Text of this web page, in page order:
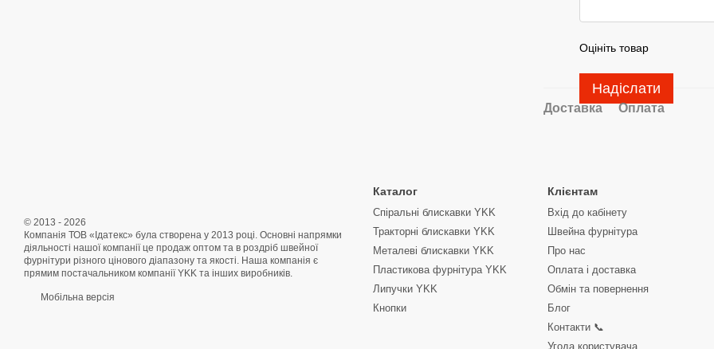
Оцініть товар
Надіслати
Доставка Оплата
© 2013 - 2026
Компанія ТОВ «Ідатекс» була створена у 2013 році. Основні напрямки
діяльності нашої компанії це продаж оптом та в роздріб швейної
фурнітури різного цінового діапазону та якості. Наша компанія є
прямим постачальником компанії YKK та інших виробників.
Мобільна версія
Каталог
Спіральні блискавки YKK
Тракторні блискавки YKK
Металеві блискавки YKK
Пластикова фурнітура YKK
Липучки YKK
Кнопки
Клієнтам
Вхід до кабінету
Швейна фурнітура
Про нас
Оплата і доставка
Обмін та повернення
Блог
Контакти 📞
Угода користувача